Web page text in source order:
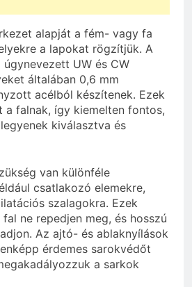
alapját a fém- vagy fa
a lapokat rögzítjük. A
UW és CW
általában 0,6 mm
acélból készítenek. Ezek
a falnak, így kiemelten fontos,
kiválasztva és
van különféle
csatlakozó elemekre,
szalagokra. Ezek
ne repedjen meg, és hosszú
Az ajtó- és ablaknyílások
érdemes sarokvédőt
a sarkok